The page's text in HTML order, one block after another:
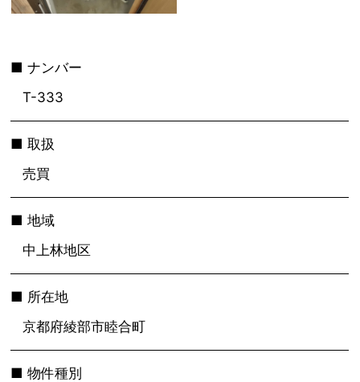
ナンバー
T-333
取扱
売買
地域
中上林地区
所在地
京都府綾部市睦合町
物件種別